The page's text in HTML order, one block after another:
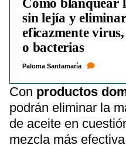
Cómo blanquear
sin lejía y eliminar
eficazmente
o bacterias
Paloma Santamaría
Con productos
podrán eliminar la
de aceite en
mezcla más